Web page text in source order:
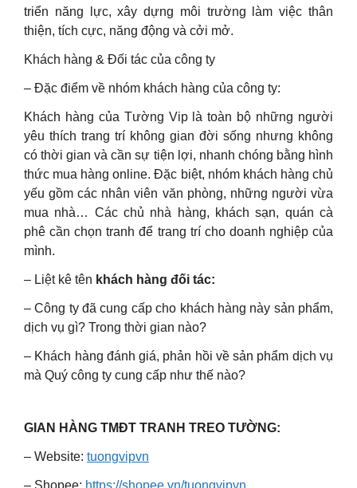
triển năng lực, xây dựng môi trường làm việc thân
thiện, tích cực, năng động và cởi mở.
Khách hàng & Đối tác của công ty
– Đặc điểm về nhóm khách hàng của công ty:
Khách hàng của Tường Vip là toàn bộ những người
yêu thích trang trí không gian đời sống nhưng không
có thời gian và cần sự tiện lợi, nhanh chóng bằng hình
thức mua hàng online. Đặc biệt, nhóm khách hàng chủ
yếu gồm các nhân viên văn phòng, những người vừa
mua nhà… Các chủ nhà hàng, khách sạn, quán cà
phê cần chọn tranh để trang trí cho doanh nghiệp của
mình.
– Liệt kê tên khách hàng đối tác:
– Công ty đã cung cấp cho khách hàng này sản phẩm,
dịch vụ gì? Trong thời gian nào?
– Khách hàng đánh giá, phản hồi về sản phẩm dịch vụ
mà Quý công ty cung cấp như thế nào?
GIAN HÀNG TMĐT TRANH TREO TƯỜNG:
– Website: tuongvipvn
– Shopee: https://shopee.vn/tuongvipvn